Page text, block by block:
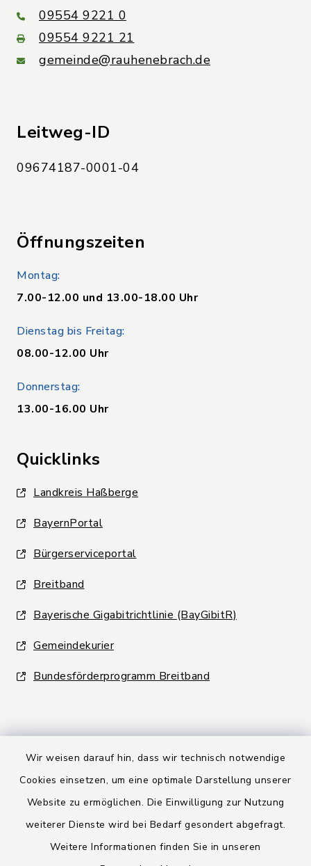
Wir weisen darauf hin, dass wir technisch notwendige
Cookies einsetzen, um eine optimale Darstellung unserer
Website zu ermöglichen. Die Einwilligung zur Nutzung
weiterer Dienste wird bei Bedarf gesondert abgefragt.
Weitere Informationen finden Sie in unseren
09554 9221 0
09554 9221 21
gemeinde@rauhenebrach.de
Leitweg-ID
09674187-0001-04
Öffnungszeiten
Montag:
7.00-12.00 und 13.00-18.00 Uhr
Dienstag bis Freitag:
08.00-12.00 Uhr
Donnerstag:
13.00-16.00 Uhr
Quicklinks
Landkreis Haßberge
BayernPortal
Bürgerserviceportal
Breitband
Bayerische Gigabitrichtlinie (BayGibitR)
Gemeindekurier
Bundesförderprogramm Breitband
Kontakt
Datenschutz